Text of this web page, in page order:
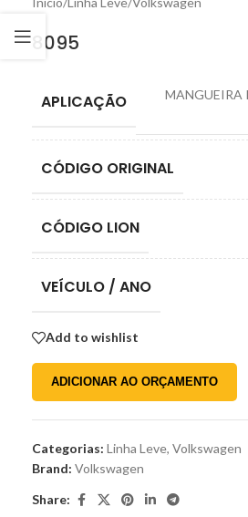
8095
APLICAÇÃO
MANGUEIRA
CÓDIGO ORIGINAL
CÓDIGO LION
VEÍCULO / ANO
Add to wishlist
ADICIONAR AO ORÇAMENTO
Categorias: Linha Leve, Volkswagen
Brand: Volkswagen
Share: